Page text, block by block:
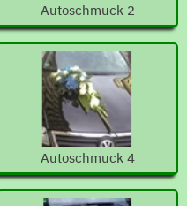
Autoschmuck 2
Autoschmuck 4